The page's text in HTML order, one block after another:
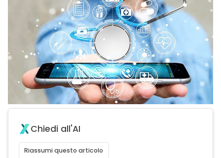
Chiedi all'AI
Riassumi questo articolo